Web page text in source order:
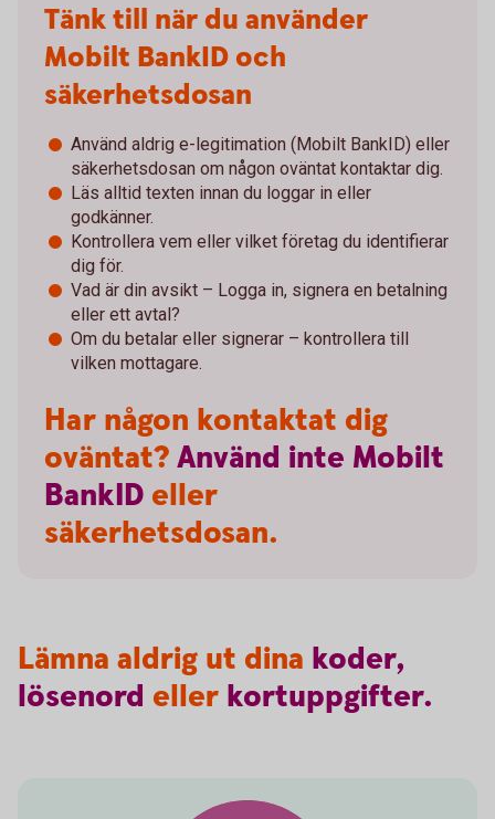
Tänk till när du använder
Mobilt BankID och
säkerhetsdosan
Använd aldrig e-legitimation (Mobilt BankID) eller
säkerhetsdosan om någon oväntat kontaktar dig.
Läs alltid texten innan du loggar in eller
godkänner.
Kontrollera vem eller vilket företag du identifierar
dig för.
Vad är din avsikt – Logga in, signera en betalning
eller ett avtal?
Om du betalar eller signerar – kontrollera till
vilken mottagare.
Har någon kontaktat dig
oväntat?Använd inte Mobilt
BankID eller
säkerhetsdosan.
Lämna aldrig ut dina koder,
lösenord eller kortuppgifter.